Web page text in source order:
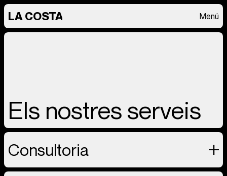
LA COSTA Menú
Els nostres serveis
Consultoria